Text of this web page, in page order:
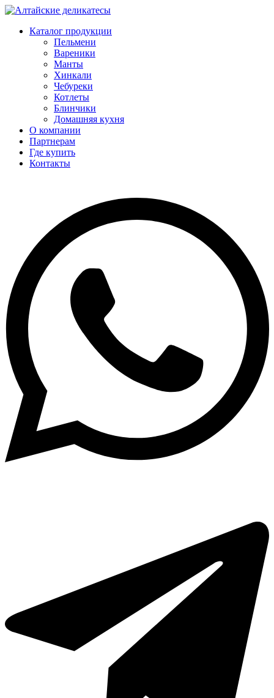
Каталог продукции
Пельмени
Вареники
Манты
Хинкали
Чебуреки
Котлеты
Блинчики
Домашняя кухня
О компании
Партнерам
Где купить
Контакты